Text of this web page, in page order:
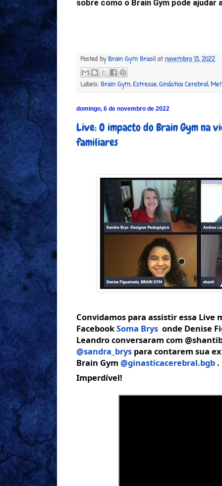
Posted by Brain Gym Brasil atnovembro 13, 2022
Labels: Brain Gym,Estresse,Ginástica Cerebral,
domingo, 6 de novembro de 2022
Live: O impacto do Brain Gym na
familiares
Convidamos para assistir essa Live
Facebook Soma Brys
onde Denise
@sandra_brys para contarem sua
Brain Gym @ginasticacerebral.bgb .
Imperdível!